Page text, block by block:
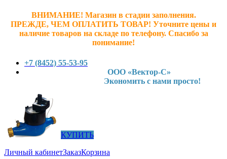
ВНИМАНИЕ! Магазин в стадии заполнения.
ПРЕЖДЕ, ЧЕМ ОПЛАТИТЬ ТОВАР! Уточните цены и
наличие товаров на складе по телефону. Спасибо за
понимание!
+7 (8452) 55-53-95
ООО «Вектор-С»
Экономить с нами просто!
КУПИТЬ
Личный кабинетЗаказКорзина